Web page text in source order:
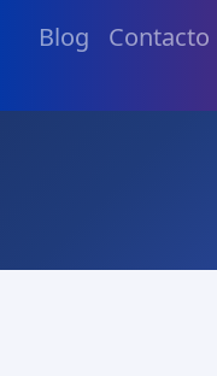
Blog Contacto